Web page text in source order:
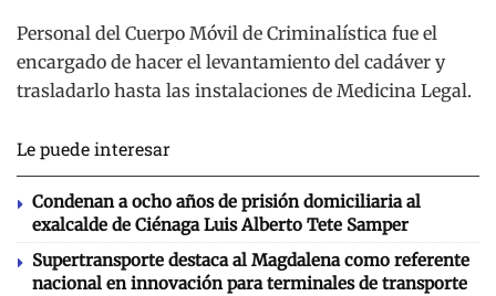
Personal del Cuerpo Móvil de Criminalística fue el
encargado de hacer el levantamiento del cadáver y
trasladarlo hasta las instalaciones de Medicina Legal.
Le puede interesar
Condenan a ocho años de prisión domiciliaria al
exalcalde de Ciénaga Luis Alberto Tete Samper
Supertransporte destaca al Magdalena como referente
nacional en innovación para terminales de transporte